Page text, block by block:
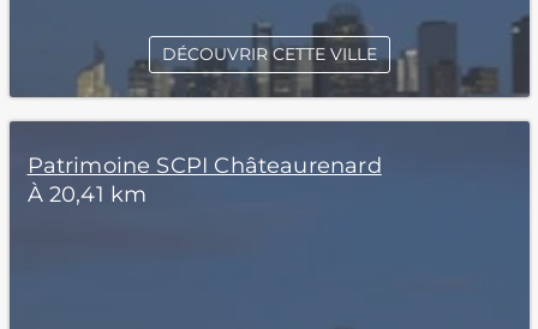
DÉCOUVRIR CETTE VILLE
Patrimoine SCPI Châteaurenard
À 20,41 km